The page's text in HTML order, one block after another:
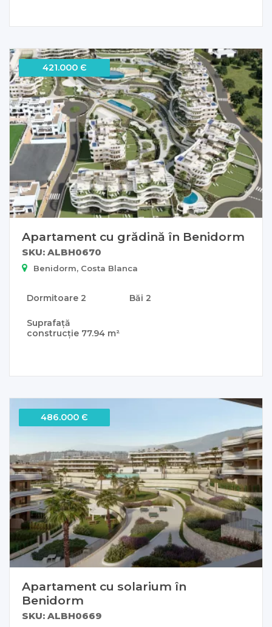
421.000 Є
Apartament cu grădină în Benidorm
SKU: ALBH0670
Benidorm, Costa Blanca
Dormitoare 2 Băi 2
Suprafață
construcție 77.94 m²
486.000 Є
Apartament cu solarium în
Benidorm
SKU: ALBH0669